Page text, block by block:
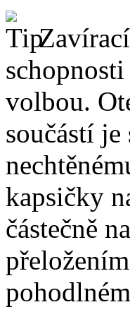
Zavírací
volbou.
součástí
kapsičky
částečně